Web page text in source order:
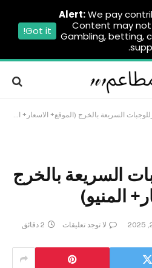
السريعة بالخرج (الموقع+ الاسعار+ المنيو)
السريعة بالخرج
المنيو)
لا توجد تعليقات 2 دقائق
Alert:We pay
Content may not
Gambling, betting,
Got it!